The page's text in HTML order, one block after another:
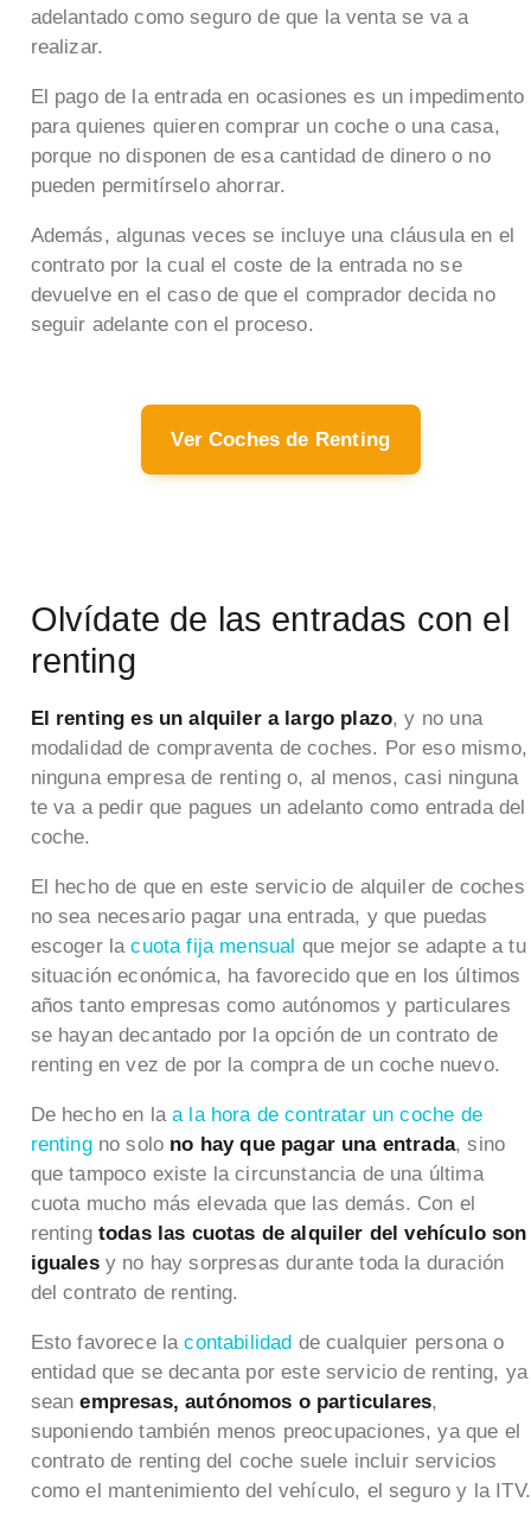
adelantado como seguro de que la venta se va a
realizar.
El pago de la entrada en ocasiones es un impedimento
para quienes quieren comprar un coche o una casa,
porque no disponen de esa cantidad de dinero o no
pueden permitírselo ahorrar.
Además, algunas veces se incluye una cláusula en el
contrato por la cual el coste de la entrada no se
devuelve en el caso de que el comprador decida no
seguir adelante con el proceso.
Ver Coches de Renting
Olvídate de las entradas con el
renting
El renting es un alquiler a largo plazo, y no una
modalidad de compraventa de coches. Por eso mismo,
ninguna empresa de renting o, al menos, casi ninguna
te va a pedir que pagues un adelanto como entrada del
coche.
El hecho de que en este servicio de alquiler de coches
no sea necesario pagar una entrada, y que puedas
escoger lacuota fija mensual que mejor se adapte a tu
situación económica, ha favorecido que en los últimos
años tanto empresas como autónomos y particulares
se hayan decantado por la opción de un contrato de
renting en vez de por la compra de un coche nuevo.
De hecho en laa la hora de contratar un coche de
rentingno solo no hay que pagar una entrada, sino
que tampoco existe la circunstancia de una última
cuota mucho más elevada que las demás. Con el
renting todas las cuotas de alquiler del vehículo son
igualesy no hay sorpresas durante toda la duración
del contrato de renting.
Esto favorece lacontabilidad de cualquier persona o
entidad que se decanta por este servicio de renting, ya
seanempresas, autónomos o particulares,
suponiendo también menos preocupaciones, ya que el
contrato de renting del coche suele incluir servicios
como el mantenimiento del vehículo, el seguro y la ITV.